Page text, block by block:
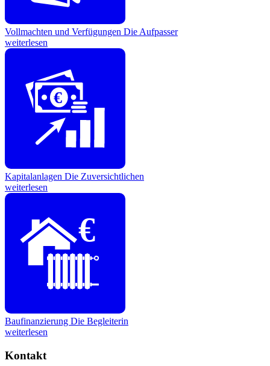
Vollmachten und Verfügungen Die Aufpasser
weiterlesen
€
Kapitalanlagen Die Zuversichtlichen
weiterlesen
€
Baufinanzierung Die Begleiterin
weiterlesen
Kontakt